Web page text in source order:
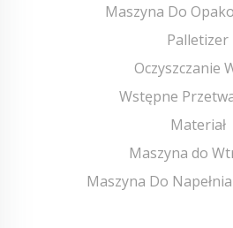
Maszyna Do
Palletizer
Oczyszczanie
Wstępne
Materiał
Maszyna do
Maszyna Do